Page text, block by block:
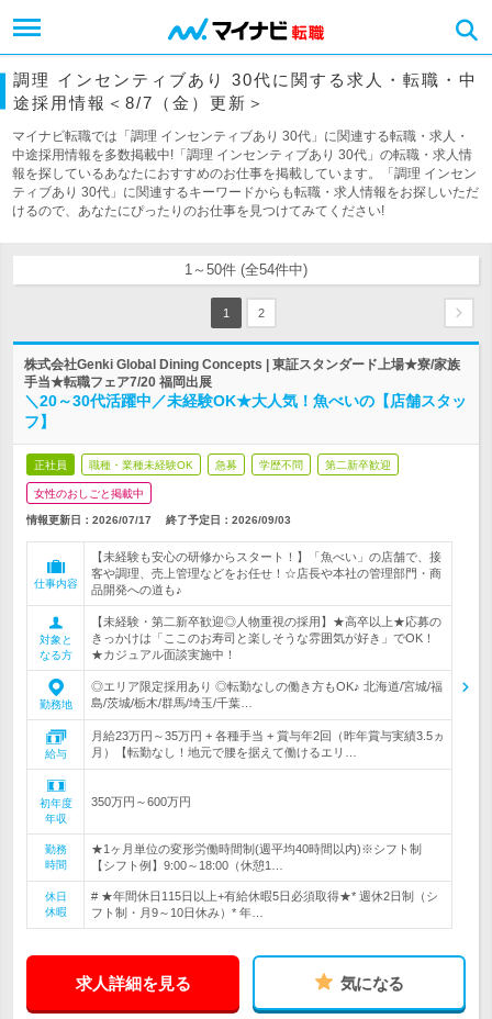
調理 インセンティブあり 30代に関する求人・転職・中
途採用情報＜8/7（金）更新＞
マイナビ転職では「調理 インセンティブあり 30代」に関連する転職・求人・
中途採用情報を多数掲載中!「調理 インセンティブあり 30代」の転職・求人情
報を探しているあなたにおすすめのお仕事を掲載しています。「調理 インセン
ティブあり 30代」に関連するキーワードからも転職・求人情報をお探しいただ
けるので、あなたにぴったりのお仕事を見つけてみてください!
1～50件 (全54件中)
1 2
株式会社Genki Global Dining Concepts | 東証スタンダード上場★寮/家族
手当★転職フェア7/20 福岡出展
＼20～30代活躍中／未経験OK★大人気！魚べいの【店舗スタッ
フ】
正社員 職種・業種未経験OK 急募 学歴不問 第二新卒歓迎
女性のおしごと掲載中
情報更新日：2026/07/17 終了予定日： 2026/09/03
仕事内容
【未経験も安心の研修からスタート！】「魚べい」の店舗で、接
客や調理、売上管理などをお任せ！☆店長や本社の管理部門・商
品開発への道も♪
対象と
なる方
【未経験・第二新卒歓迎◎人物重視の採用】★高卒以上★応募の
きっかけは「ここのお寿司と楽しそうな雰囲気が好き」でOK！
★カジュアル面談実施中！
勤務地
◎エリア限定採用あり ◎転勤なしの働き方もOK♪ 北海道/宮城/福
島/茨城/栃木/群馬/埼玉/千葉…
給与
月給23万円～35万円 + 各種手当 + 賞与年2回（昨年賞与実績3.5ヵ
月）【転勤なし！地元で腰を据えて働けるエリ…
初年度
年収
350万円～600万円
勤務
時間
★1ヶ月単位の変形労働時間制(週平均40時間以内)※シフト制
【シフト例】9:00～18:00（休憩1…
休日
休暇
# ★年間休日115日以上+有給休暇5日必須取得★* 週休2日制（シ
フト制・月9～10日休み）* 年…
求人詳細を見る 気になる